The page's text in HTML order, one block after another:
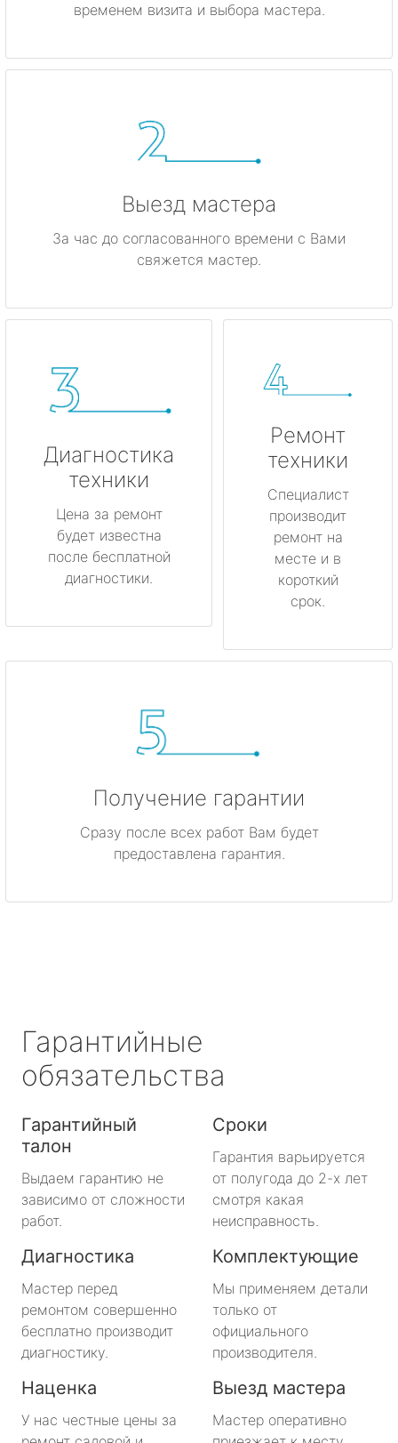
временем визита и выбора мастера.
Выезд мастера
За час до согласованного времени с Вами
свяжется мастер.
Диагностика
техники
Цена за ремонт
будет известна
после бесплатной
диагностики.
Ремонт
техники
Специалист
производит
ремонт на
месте и в
короткий
срок.
Получение гарантии
Сразу после всех работ Вам будет
предоставлена гарантия.
Гарантийные
обязательства
Гарантийный
талон
Выдаем гарантию не
зависимо от сложности
работ.
Сроки
Гарантия варьируется
от полугода до 2-х лет
смотря какая
неисправность.
Диагностика
Мастер перед
ремонтом совершенно
бесплатно производит
диагностику.
Комплектующие
Мы применяем детали
только от
официального
производителя.
Наценка
У нас честные цены за
Выезд мастера
Мастер оперативно